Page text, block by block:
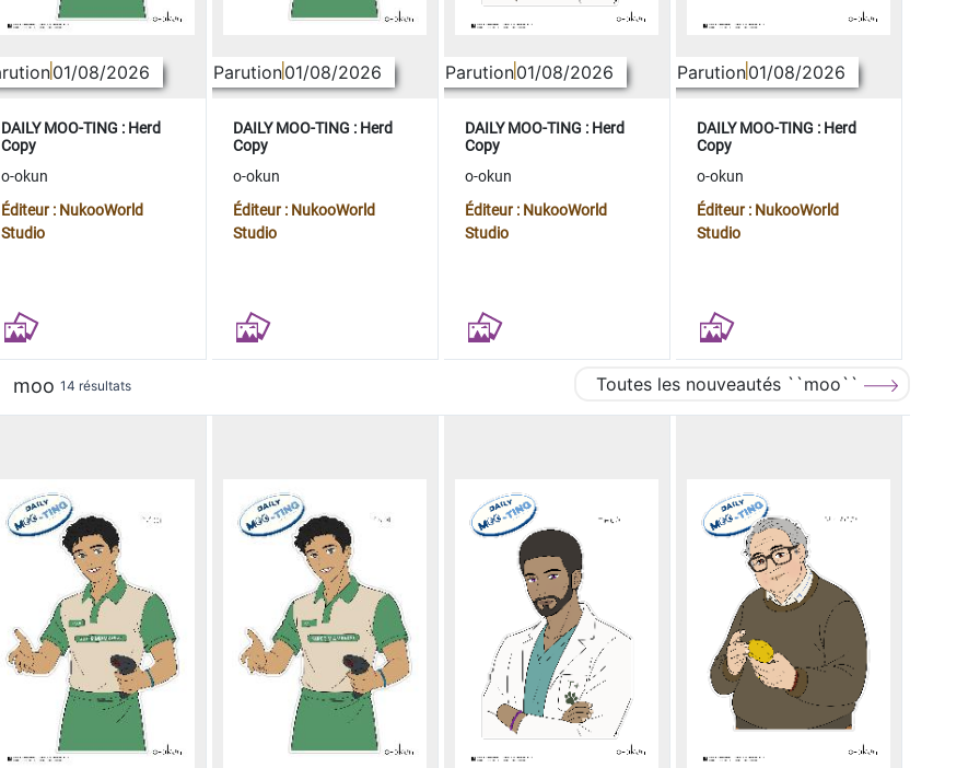
01/08/2026
DAILY MOO-TING : Herd
Copy
o-okun
Éditeur : NukooWorld
Studio
Parution01/08/2026
DAILY MOO-TING : Herd
Copy
o-okun
Éditeur : NukooWorld
Studio
Parution01/08/2026
DAILY MOO-TING : Herd
Copy
o-okun
Éditeur : NukooWorld
Studio
Parution01/08/2026
DAILY MOO-TING : Herd
Copy
o-okun
Éditeur : NukooWorld
Studio
moo 14 résultats Toutes les nouveautés ``moo``